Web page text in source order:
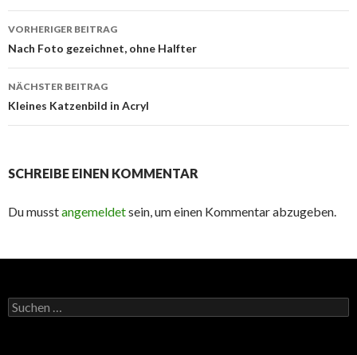
Beitrags-
Navigation
VORHERIGER BEITRAG
Nach Foto gezeichnet, ohne Halfter
NÄCHSTER BEITRAG
Kleines Katzenbild in Acryl
SCHREIBE EINEN KOMMENTAR
Du musstangemeldetsein, um einen Kommentar abzugeben.
Suchen
nach: